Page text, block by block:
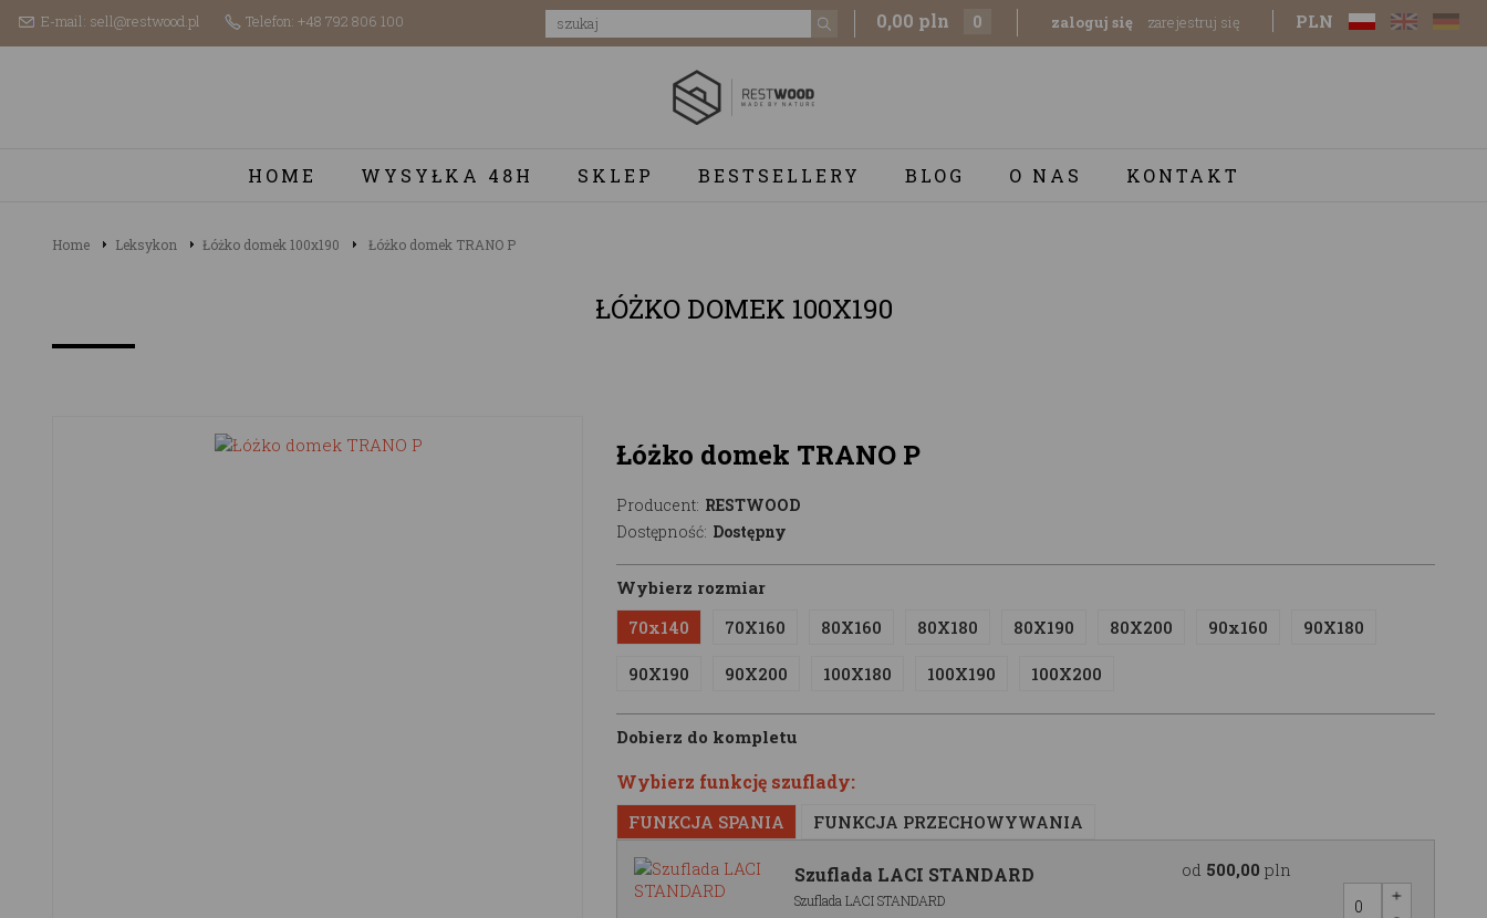
E-mail: sell@restwood.pl Telefon: +48 792 806 100 0,00 pln 0 zaloguj się zarejestruj się PLN
HOME WYSYŁKA 48H SKLEP BESTSELLERY BLOG O NAS KONTAKT
Home Leksykon Łóżko domek 100x190 Łóżko domek TRANO P
ŁÓŻKO DOMEK 100X190
Łóżko domek TRANO P
Producent: RESTWOOD
Dostępność: Dostępny
Wybierz rozmiar
70x140
70X160 80X160 80X180 80X190 80X200 90x160 90X180
90X190 90X200 100X180 100X190 100X200
Dobierz do kompletu
Wybierz funkcję szuflady:
FUNKCJA SPANIA FUNKCJA PRZECHOWYWANIA
Szuflada LACI STANDARD
Szuflada LACI STANDARD
od 500,00 pln